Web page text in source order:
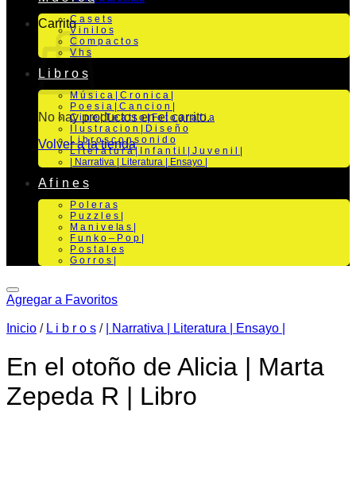
Carrito
No hay productos en el carrito.
Volver a la tienda
C a s e t s
V i n i l o s
C o m p a c t o s
V h s
L i b r o s
M ú s i c a | C r o n i c a |
P o e s i a | C a n c i o n |
C i n e | T e a t r o | Fo t o g r a f i a
I l u s t r a c i o n | D i s e ñ o
L i b r o s c o n s o n i d o
L i t e r a t u r a | I n f a n t i l | J u v e n i l |
| Narrativa | Literatura | Ensayo |
A f i n e s
P o l e r a s
P u z z l e s |
M a n i v e la s |
F u n k o – P o p |
P o s t a l e s
G o r r o s |
Agregar a Favoritos
Inicio / L i b r o s / | Narrativa | Literatura | Ensayo |
En el otoño de Alicia | Marta
Zepeda R | Libro